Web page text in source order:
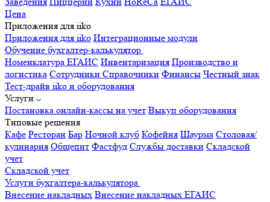
Цена
Приложения для iiko
Приложения для iiko Интеграционные модули
Обучение бухгалтер-калькулятор
Номенклатура ЕГАИС Инвентаризация Производство и
логистика Сотрудники Справочники Финансы Честный знак
Тест-драйв iiko и оборудования
Услуги
Постановка онлайн-кассы на учет Выкуп оборудования
Типовые решения
Кафе Ресторан Бар Ночной клуб Кофейня Шаурма Столовая/
кулинария Общепит Фастфуд Службы доставки Складской
учет
Складской учет
Услуги бухгалтера-калькулятора
Внесение накладных Внесение накладных ЕГАИС